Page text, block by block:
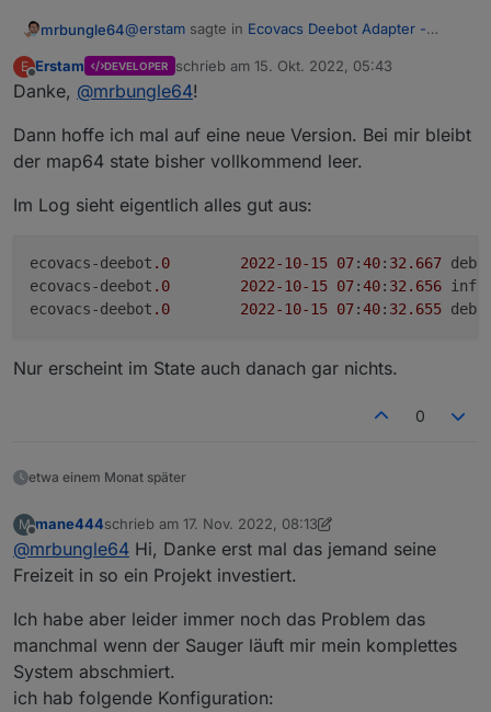
mrbungle64@erstam sagte in Ecovacs Deebot Adapter -
Ich habe für meinen Deebot X1 den Adapter
canvas installiert. Leider bleiben bei mir die
Map-States leer., auch nachdem ich
"loadMapImage" gewählt habe.
Alle anderen States werden korrekt gefüllt.
Hat irgendwer eine Idee, woran das liegen
könnte?
Hallo @ Erstam
es kann durchaus sein, dass Ecovacs ab dem X1
Bei der Home Assistant Integration gibt es da
https://github.com/DeebotUniverse/Deebot-4-
Home-Assistant/issues/247
Leider ist die API nicht öffentlich zugänglich
dokumentiert, so dass wir das nicht direkt prüfen
Edit: Besser ausgedrückt weiß ich bereits, dass
was die Map-Funktionalität betrifft hatte ich bisher
bei meinen Projekten noch kein direktes
Feedback.
Wird denn im Log noch irgendwas dazu
ausgegeben wenn du die Map anforderst?
E
Offline
Erstam DEVELOPER schrieb am 15. Okt. 2022, 05:43
zuletzt editiert von
Danke, @mrbungle64!
Dann hoffe ich mal auf eine neue Version. Bei mir bleibt
der map64 state bisher vollkommend leer.
Im Log sieht eigentlich alles gut aus:
ecovacs-deebot .0 2022-10-15 07:40: 32.667
ecovacs-deebot .0 2022-10-15 07:40: 32.656
ecovacs-deebot .0 2022-10-15 07:40: 32.655
Nur erscheint im State auch danach gar nichts.
0
etwa einem Monat später
M
Offline
mane444schrieb am 17. Nov. 2022, 08:13
zuletzt editiert von mane444
@mrbungle64 Hi, Danke erst mal das jemand seine
Freizeit in so ein Projekt investiert.
Ich habe aber leider immer noch das Problem das
manchmal wenn der Sauger läuft mir mein komplettes
System abschmiert.
ich hab folgende Konfiguration: